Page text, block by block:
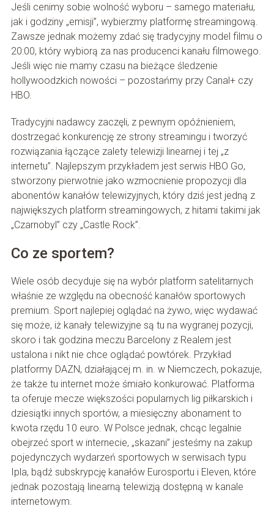
Jeśli cenimy sobie wolność wyboru – samego materiału,
jak i godziny „emisji”, wybierzmy platformę streamingową.
Zawsze jednak możemy zdać się tradycyjny model filmu o
20:00, który wybiorą za nas producenci kanału filmowego.
Jeśli więc nie mamy czasu na bieżące śledzenie
hollywoodzkich nowości – pozostańmy przy Canal+ czy
HBO.
Tradycyjni nadawcy zaczęli, z pewnym opóźnieniem,
dostrzegać konkurencję ze strony streamingu i tworzyć
rozwiązania łączące zalety telewizji linearnej i tej „z
internetu”. Najlepszym przykładem jest serwis HBO Go,
stworzony pierwotnie jako wzmocnienie propozycji dla
abonentów kanałów telewizyjnych, który dziś jest jedną z
największych platform streamingowych, z hitami takimi jak
„Czarnobyl” czy „Castle Rock”.
Co ze sportem?
Wiele osób decyduje się na wybór platform satelitarnych
właśnie ze względu na obecność kanałów sportowych
premium. Sport najlepiej oglądać na żywo, więc wydawać
się może, iż kanały telewizyjne są tu na wygranej pozycji,
skoro i tak godzina meczu Barcelony z Realem jest
ustalona i nikt nie chce oglądać powtórek. Przykład
platformy DAZN, działającej m. in. w Niemczech, pokazuje,
że także tu internet może śmiało konkurować. Platforma
ta oferuje mecze większości popularnych lig piłkarskich i
dziesiątki innych sportów, a miesięczny abonament to
kwota rzędu 10 euro. W Polsce jednak, chcąc legalnie
obejrzeć sport w internecie, „skazani” jesteśmy na zakup
pojedynczych wydarzeń sportowych w serwisach typu
Ipla, bądź subskrypcję kanałów Eurosportu i Eleven, które
jednak pozostają linearną telewizją dostępną w kanale
internetowym.